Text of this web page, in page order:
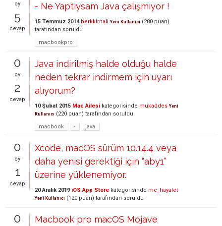
oy
5
cevap
- Ne Yaptıysam Java çalışmıyor !
15 Temmuz 2014 berkkirnali Yeni Kullanıcı (280 puan)
tarafından soruldu
macbookpro
0
oy
2
cevap
Java indirilmiş halde olduğu halde
neden tekrar indirmem için uyarı
alıyorum?
10 Şubat 2015 Mac Ailesi kategorisinde mukaddes Yeni
Kullanıcı (220 puan) tarafından soruldu
macbook
- java
0
oy
1
cevap
Xcode, macOS sürüm 10.14.4 veya
daha yenisi gerektiği için “aby1”
üzerine yüklenemiyor.
20 Aralık 2019 iOS App Store kategorisinde mc_hayalet
Yeni Kullanıcı (120 puan) tarafından soruldu
0
Macbook pro macOS Mojave